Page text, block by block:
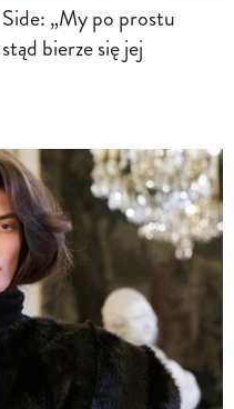
„My po prostu
bierze się jej